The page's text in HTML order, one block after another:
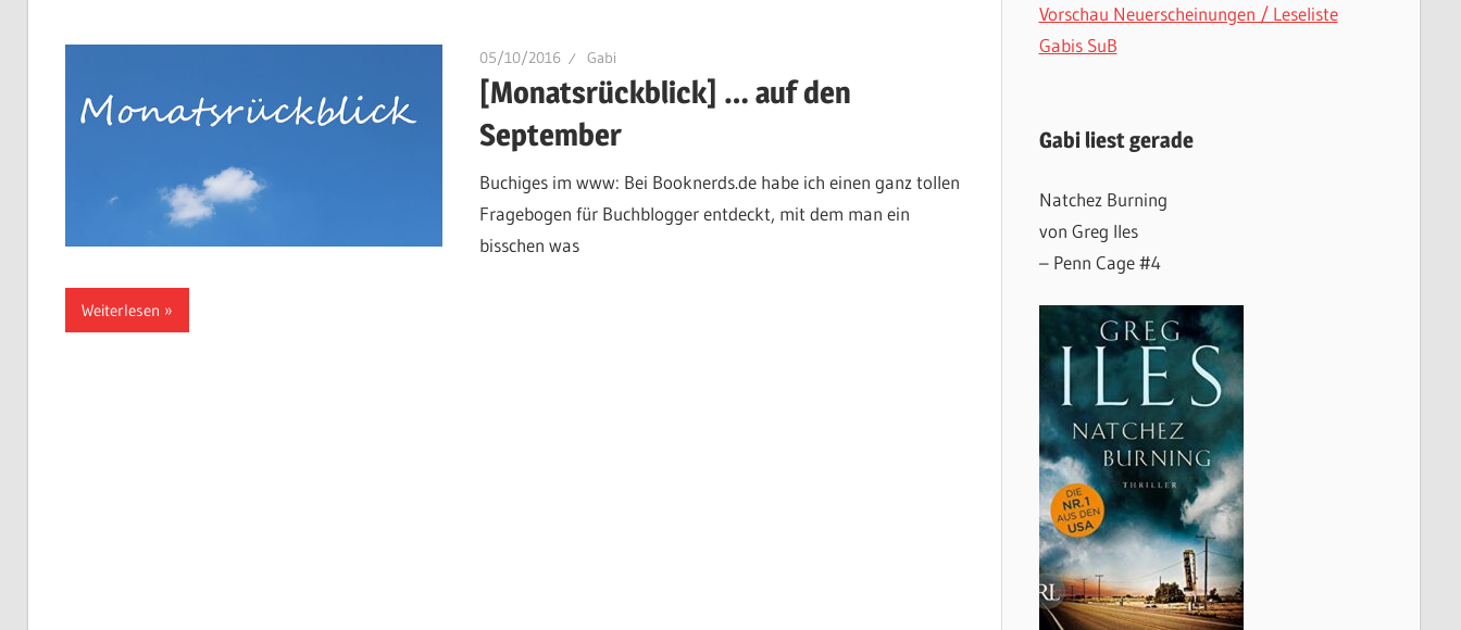
05/10/2016 Gabi
[Monatsrückblick] … auf den
September
Buchiges im www: Bei Booknerds.de habe ich einen ganz tollen
Fragebogen für Buchblogger entdeckt, mit dem man ein
bisschen was
Weiterlesen
Vorschau Neuerscheinungen / Leseliste
Gabis SuB
Gabi liest gerade
Natchez Burning
von Greg Iles
– Penn Cage #4